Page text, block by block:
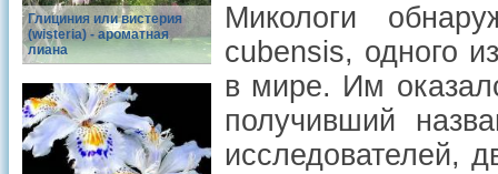
Глициния или вистерия
(wisteria) - ароматная
лиана
Микологи
cubensis, одного
в мире. Им
получивший
исследователей,